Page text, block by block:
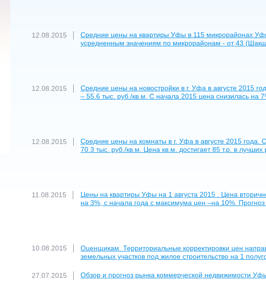
12.08.2015
Средние цены на квартиры Уфы в 115 микрорайонах
усредненным значениям по микрорайонам - от 43
12.08.2015
Средние цены на новостройки в г. Уфа в августе 2015
– 55.6 тыс. руб./кв.м. С начала 2015 цена снизилась на
12.08.2015
Средние цены на комнаты в г. Уфа в августе 2015
70.3 тыс. руб./кв.м. Цена кв.м. достигает 85 т.р. в
11.08.2015
Цены на квартиры Уфы на 1 августа 2015 . Цена
на 3%, с начала года с максимума цен –на 10%. Прогноз
10.08.2015
Оценщикам. Территориальные корректировки цен
земельных участков под жилое строительство на 1
27.07.2015 Обзор и прогноз рынка коммерческой недвижимости